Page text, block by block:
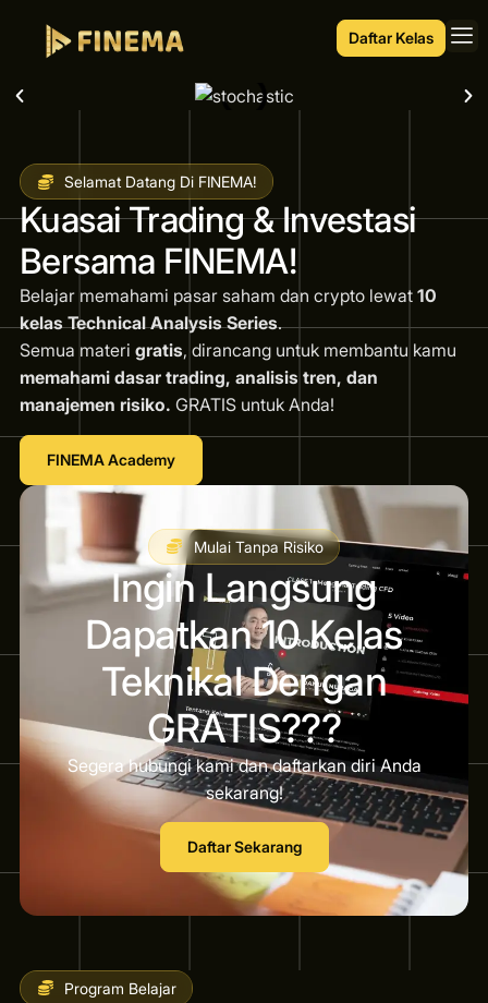
Daftar Kelas
Selamat Datang Di FINEMA!
Kuasai Trading & Investasi
Bersama FINEMA!
Belajar memahami pasar saham dan crypto lewat 10
kelas Technical Analysis Series.
Semua materi gratis, dirancang untuk membantu kamu
memahami dasar trading, analisis tren, dan
manajemen risiko. GRATIS untuk Anda!
FINEMA Academy
Mulai Tanpa Risiko
Ingin Langsung
Dapatkan 10 Kelas
Teknikal Dengan
GRATIS???
Segera hubungi kami dan daftarkan diri Anda
sekarang!
Daftar Sekarang
Program Belajar